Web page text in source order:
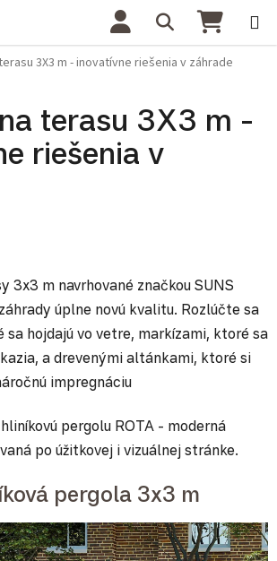
Hľadať
3X3 m - inovatívne riešenia v záhrade
terasu 3X3 m -
riešenia v
3x3 m navrhované značkou SUNS
úplne novú kvalitu. Rozlúčte sa
sa hojdajú vo vetre, markízami, ktoré sa
a drevenými altánkami, ktoré si
impregnáciu
pergolu ROTA - moderná
po úžitkovej i vizuálnej stránke.
pergola 3x3 m